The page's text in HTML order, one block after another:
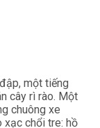
một tiếng
cây rì rào. Một
chuông xe
xạc chổi tre: hồ